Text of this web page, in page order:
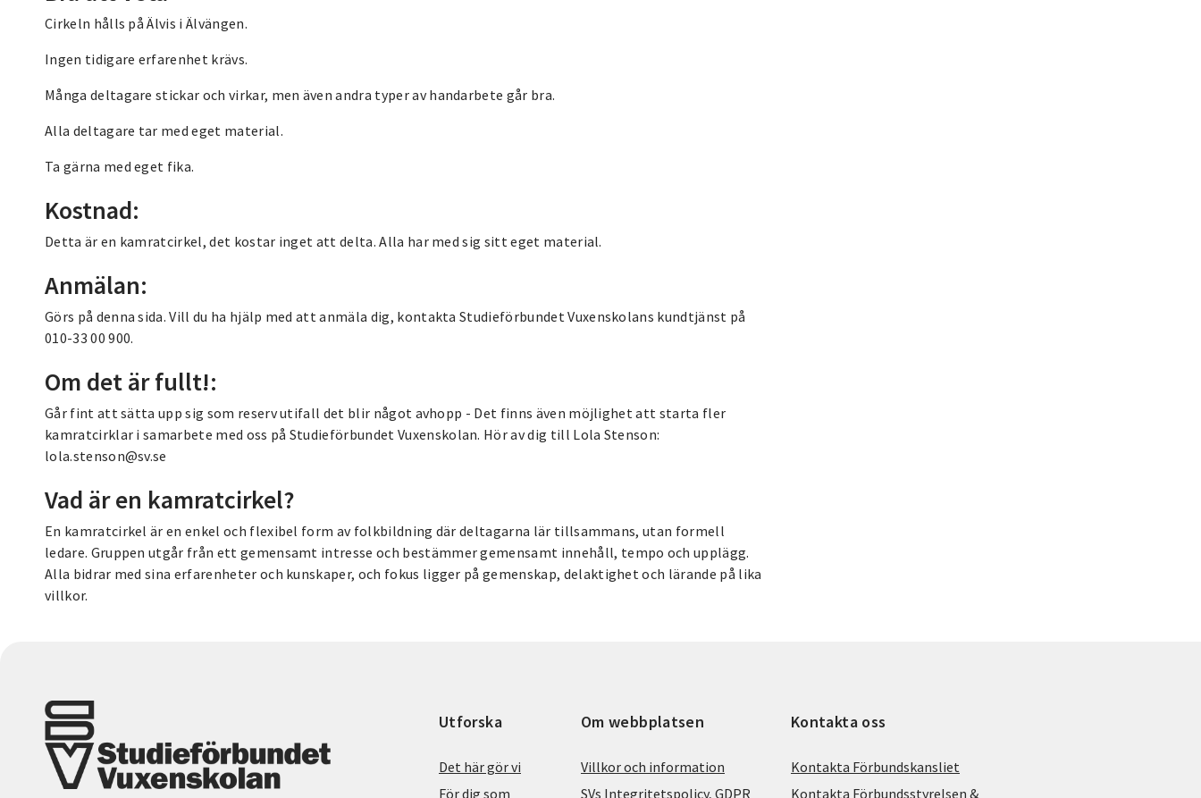
Cirkeln hålls på Älvis i Älvängen.
Ingen tidigare erfarenhet krävs.
Många deltagare stickar och virkar, men även andra typer av handarbete går bra.
Alla deltagare tar med eget material.
Ta gärna med eget fika.
Kostnad:
Detta är en kamratcirkel, det kostar inget att delta. Alla har med sig sitt eget material.
Anmälan:
Görs på denna sida. Vill du ha hjälp med att anmäla dig, kontakta Studieförbundet Vuxenskolans kundtjänst på
010-33 00 900.
Om det är fullt!:
Går fint att sätta upp sig som reserv utifall det blir något avhopp - Det finns även möjlighet att starta fler
kamratcirklar i samarbete med oss på Studieförbundet Vuxenskolan. Hör av dig till Lola Stenson:
lola.stenson@sv.se
Vad är en kamratcirkel?
En kamratcirkel är en enkel och flexibel form av folkbildning där deltagarna lär tillsammans, utan formell
ledare. Gruppen utgår från ett gemensamt intresse och bestämmer gemensamt innehåll, tempo och upplägg.
Alla bidrar med sina erfarenheter och kunskaper, och fokus ligger på gemenskap, delaktighet och lärande på lika
villkor.
Utforska
Det här gör vi
För dig som
Om webbplatsen
Villkor och information
SVs Integritetspolicy, GDPR
Kontakta oss
Kontakta Förbundskansliet
Kontakta Förbundsstyrelsen &